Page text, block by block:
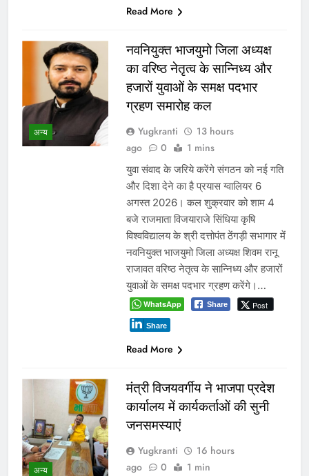
Read More
अन्य
नवनियुक्त भाजयुमो जिला अध्यक्ष
का वरिष्ठ नेतृत्व के सान्निध्य और
हजारों युवाओं के समक्ष पदभार
ग्रहण समारोह कल
Yugkranti
13 hours
ago
0 1 mins
युवा संवाद के जरिये करेंगे संगठन को नई गति
और दिशा देने का है प्रयास ग्वालियर 6
अगस्त 2026। कल शुक्रवार को शाम 4
बजे राजमाता विजयाराजे सिंधिया कृषि
विश्वविद्यालय के श्री दत्तोपंत ठेंगड़ी सभागार में
नवनियुक्त भाजयुमो जिला अध्यक्ष शिवम रानू
राजावत वरिष्ठ नेतृत्व के सान्निध्य और हजारों
युवाओं के समक्ष पदभार ग्रहण करेंगे।…
WhatsApp Share Post
Share
Read More
अन्य
मंत्री विजयवर्गीय ने भाजपा प्रदेश
कार्यालय में कार्यकर्ताओं की सुनी
जनसमस्याएं
Yugkranti
16 hours
ago
0 1 min